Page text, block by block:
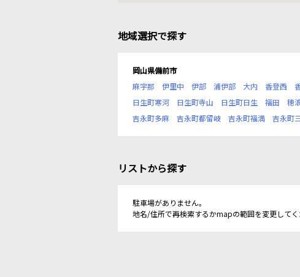
地域選択で探す
岡山県備前市
麻宇那
伊里中 伊部 浦伊部 大内 香登西
日生町寒河
日生町寺山 日生町日生 福田 穂
吉永町多麻
吉永町都留岐 吉永町福満 吉永町
リストから探す
駐車場がありません。
地名/住所で再検索するかmapの範囲を変更してく